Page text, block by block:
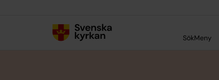
SökMeny